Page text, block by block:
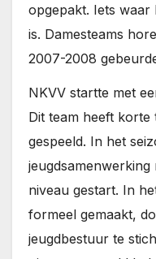
opgepakt. Iets waar
is. Damesteams
2007-2008
NKVV startte met
Dit team heeft korte
gespeeld. In het
niveau gestart. In
formeel gemaakt,
jeugdbestuur te